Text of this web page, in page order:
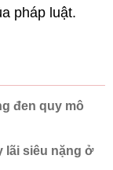
pháp luật.
đen quy mô
lãi siêu nặng ở